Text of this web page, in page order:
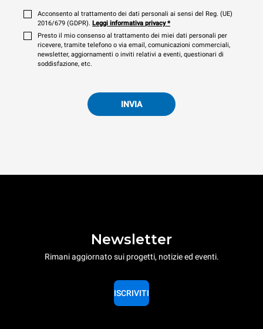
Acconsento al trattamento dei dati personali ai sensi del Reg. (UE)
2016/679 (GDPR). Leggi informativa privacy*
Presto il mio consenso al trattamento dei miei dati personali per
ricevere, tramite telefono o via email, comunicazioni commerciali,
newsletter, aggiornamenti o inviti relativi a eventi, questionari di
soddisfazione, etc.
INVIA
Newsletter
Rimani aggiornato sui progetti, notizie ed eventi.
ISCRIVITI